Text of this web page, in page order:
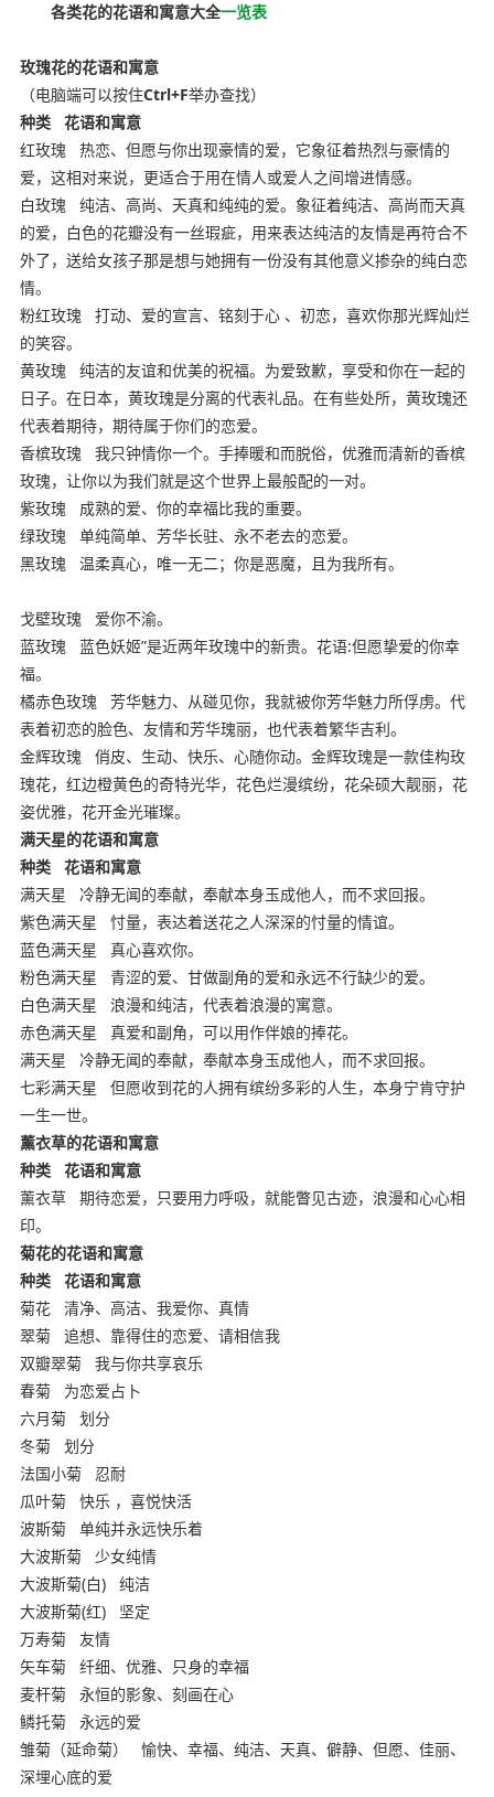
各类花的花语和寓意大全一览表
玫瑰花的花语和寓意
（电脑端可以按住Ctrl+F举办查找）
种类
花语和寓意
红玫瑰
热恋、但愿与你出现豪情的爱，它象征着热烈与豪情的
爱，这相对来说，更适合于用在情人或爱人之间增进情感。
白玫瑰
纯洁、高尚、天真和纯纯的爱。象征着纯洁、高尚而天真
的爱，白色的花瓣没有一丝瑕疵，用来表达纯洁的友情是再符合不
外了，送给女孩子那是想与她拥有一份没有其他意义掺杂的纯白恋
情。
粉红玫瑰
打动、爱的宣言、铭刻于心 、初恋，喜欢你那光辉灿烂
的笑容。
黄玫瑰
纯洁的友谊和优美的祝福。为爱致歉，享受和你在一起的
日子。在日本，黄玫瑰是分离的代表礼品。在有些处所，黄玫瑰还
代表着期待，期待属于你们的恋爱。
香槟玫瑰
我只钟情你一个。手捧暖和而脱俗，优雅而清新的香槟
玫瑰，让你以为我们就是这个世界上最般配的一对。
紫玫瑰
成熟的爱、你的幸福比我的重要。
绿玫瑰
单纯简单、芳华长驻、永不老去的恋爱。
黑玫瑰
温柔真心，唯一无二；你是恶魔，且为我所有。
戈壁玫瑰
爱你不渝。
蓝玫瑰
蓝色妖姬”是近两年玫瑰中的新贵。花语:但愿挚爱的你幸
福。
橘赤色玫瑰
芳华魅力、从碰见你，我就被你芳华魅力所俘虏。代
表着初恋的脸色、友情和芳华瑰丽，也代表着繁华吉利。
金辉玫瑰
俏皮、生动、快乐、心随你动。金辉玫瑰是一款佳构玫
瑰花，红边橙黄色的奇特光华，花色烂漫缤纷，花朵硕大靓丽，花
姿优雅，花开金光璀璨。
满天星的花语和寓意
种类
花语和寓意
满天星
冷静无闻的奉献，奉献本身玉成他人，而不求回报。
紫色满天星
忖量，表达着送花之人深深的忖量的情谊。
蓝色满天星
真心喜欢你。
粉色满天星
青涩的爱、甘做副角的爱和永远不行缺少的爱。
白色满天星
浪漫和纯洁，代表着浪漫的寓意。
赤色满天星
真爱和副角，可以用作伴娘的捧花。
满天星
冷静无闻的奉献，奉献本身玉成他人，而不求回报。
七彩满天星
但愿收到花的人拥有缤纷多彩的人生，本身宁肯守护
一生一世。
薰衣草的花语和寓意
种类
花语和寓意
薰衣草
期待恋爱，只要用力呼吸，就能瞥见古迹，浪漫和心心相
印。
菊花的花语和寓意
种类
花语和寓意
菊花
清净、高洁、我爱你、真情
翠菊
追想、靠得住的恋爱、请相信我
双瓣翠菊
我与你共享哀乐
春菊
为恋爱占卜
六月菊
划分
冬菊
划分
法国小菊
忍耐
瓜叶菊
快乐 ，喜悦快活
波斯菊
单纯并永远快乐着
大波斯菊
少女纯情
大波斯菊(白)
纯洁
大波斯菊(红)
坚定
万寿菊
友情
矢车菊
纤细、优雅、只身的幸福
麦杆菊
永恒的影象、刻画在心
鳞托菊
永远的爱
雏菊（延命菊）
愉快、幸福、纯洁、天真、僻静、但愿、佳丽、
深埋心底的爱